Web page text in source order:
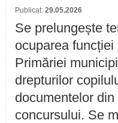
Publicat: 29.05.2026
Se prelungește
ocuparea
Primăriei
drepturilor
documentelor
concursului. Se